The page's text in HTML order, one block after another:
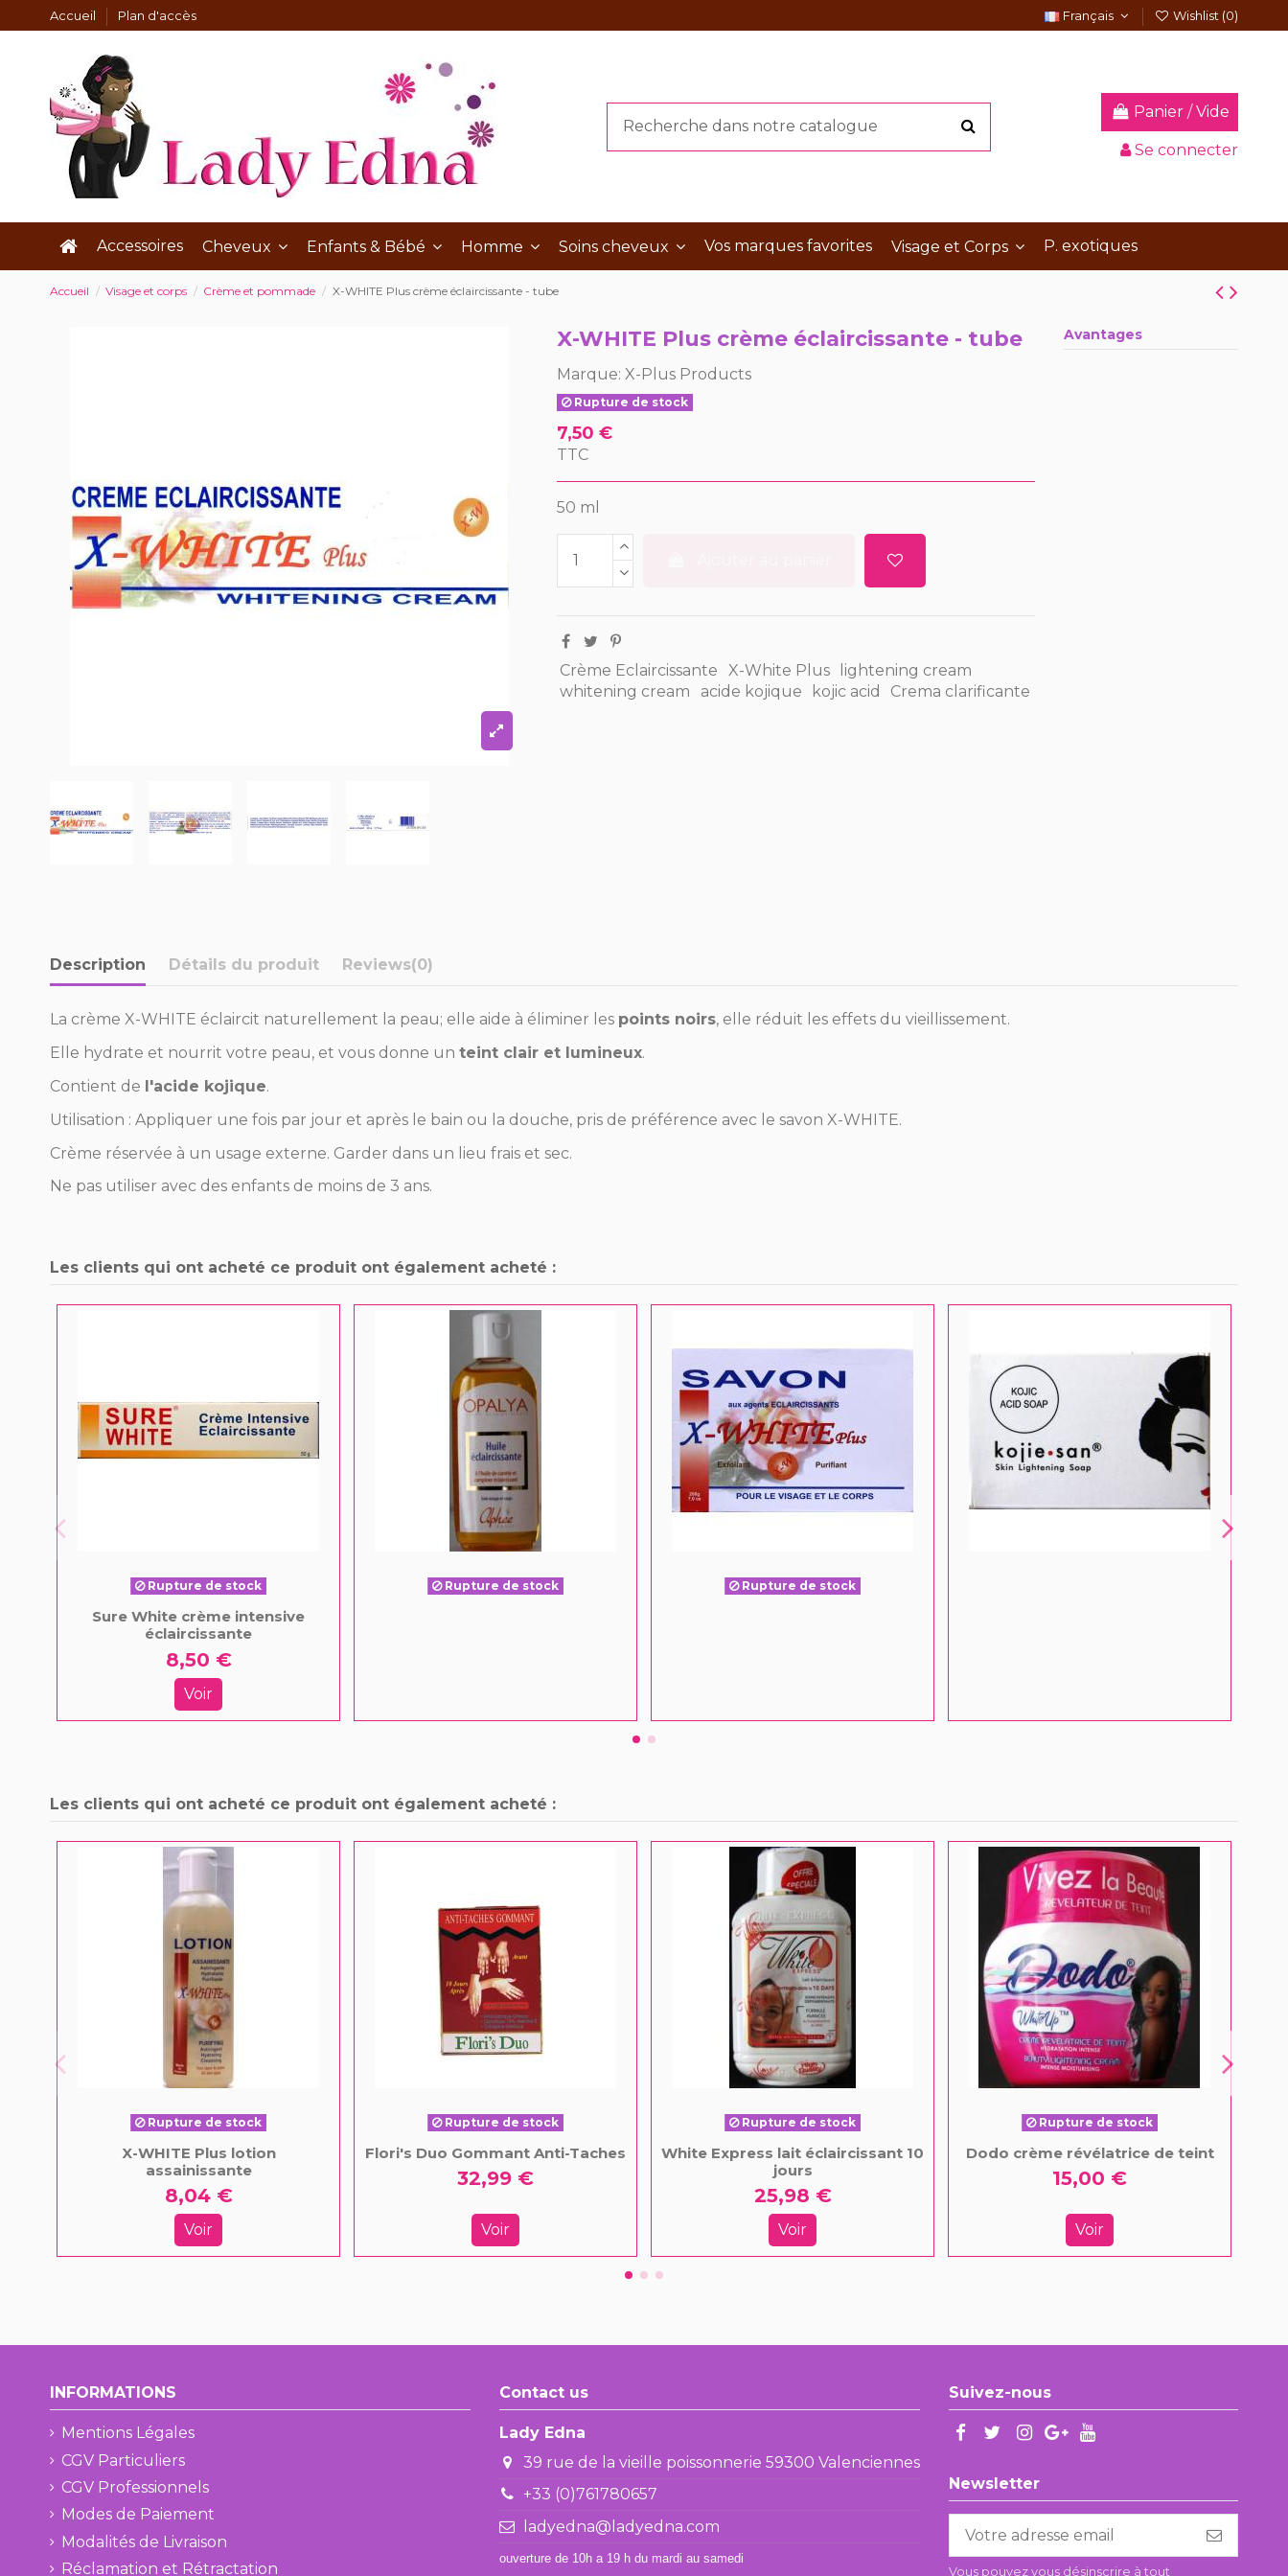
Accueil Plan d'accès Français Wishlist (0)
Panier /Vide
Se connecter
Accessoires Cheveux Enfants & Bébé Homme Soins cheveux Vos marques favorites Visage et Corps P. exotiques
Accueil Visage et corps Crème et pommade X-WHITE Plus crème éclaircissante - tube
X-WHITE Plus crème éclaircissante - tube
Marque: X-Plus Products
Rupture de stock
7,50 €
TTC
50 ml
Crème Eclaircissante X-White Plus
lightening cream
whitening cream
acide kojique kojic acid Crema clarificante
Avantages
Description Détails du produit Reviews(0)
La crème X-WHITE éclaircit naturellement la peau; elle aide à éliminer les points noirs, elle réduit les effets du vieillissement.
Elle hydrate et nourrit votre peau, et vous donne un teint clair et lumineux.
Contient de l'acide kojique.
Utilisation : Appliquer une fois par jour et après le bain ou la douche, pris de préférence avec le savon X-WHITE.
Crème réservée à un usage externe. Garder dans un lieu frais et sec.
Ne pas utiliser avec des enfants de moins de 3 ans.
Les clients qui ont acheté ce produit ont également acheté :
Rupture de stock
Sure White crème intensive
éclaircissante
8,50 €
Voir
Rupture de stock Rupture de stock
Les clients qui ont acheté ce produit ont également acheté :
Rupture de stock
X-WHITE Plus lotion
assainissante
8,04 €
Voir
Rupture de stock
Flori's Duo Gommant Anti-Taches
32,99 €
Voir
Rupture de stock
White Express lait éclaircissant 10
jours
25,98 €
Voir
Rupture de stock
Dodo crème révélatrice de teint
15,00 €
Voir
INFORMATIONS
Mentions Légales
CGV Particuliers
CGV Professionnels
Modes de Paiement
Modalités de Livraison
Réclamation et Rétractation
Contact us
Lady Edna
39 rue de la vieille poissonnerie 59300 Valenciennes
+33 (0)761780657
ladyedna@ladyedna.com
ouverture de 10h a 19 h du mardi au samedi
Suivez-nous
Newsletter
Vous pouvez vous désinscrire à tout